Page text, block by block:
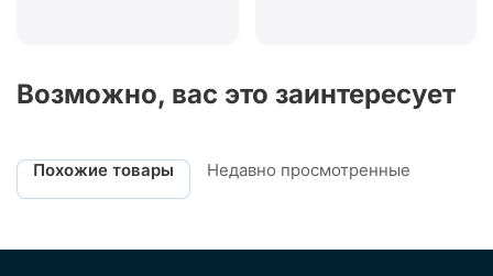
Возможно, вас это заинтересует
Похожие товары Недавно просмотренные